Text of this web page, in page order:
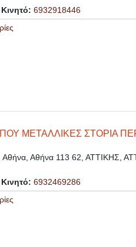
Κινητό: 6932918446
ΜΕΤΑΛΛΙΚΕΣ ΣΤΟΡΙΑ
Αθήνα, Αθήνα 113 62, ΑΤΤΙΚΗΣ,
Κινητό: 6932469286